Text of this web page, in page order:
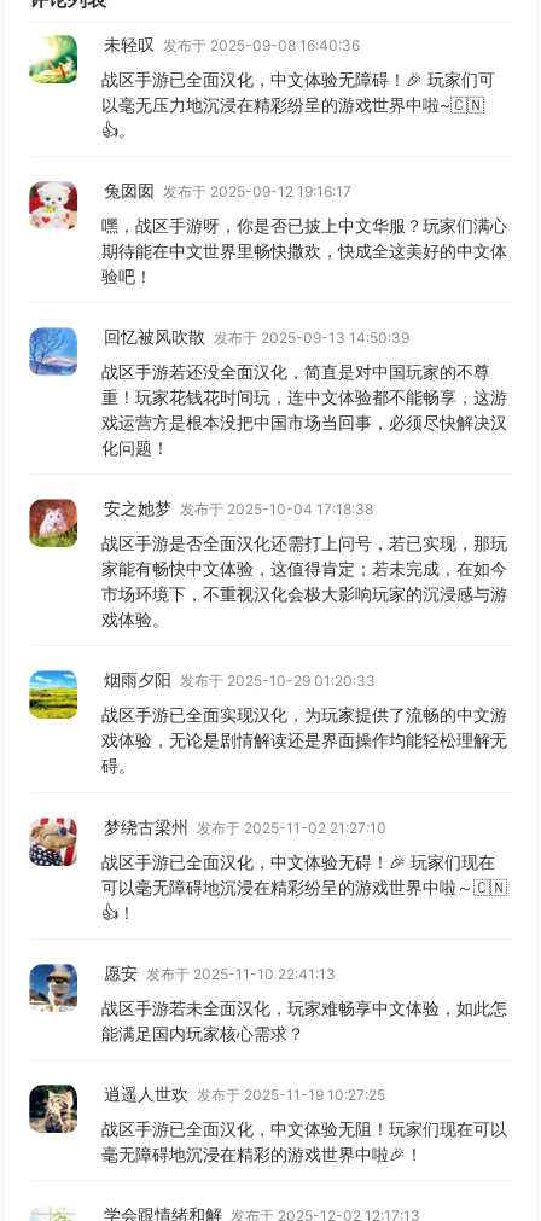
未轻叹 发布于 2025-09-08 16:40:36
战区手游已全面汉化，中文体验无障碍！🎉 玩家们可
以毫无压力地沉浸在精彩纷呈的游戏世界中啦~🇨🇳
👍。
兔囡囡 发布于 2025-09-12 19:16:17
嘿，战区手游呀，你是否已披上中文华服？玩家们满心
期待能在中文世界里畅快撒欢，快成全这美好的中文体
验吧！
回忆被风吹散 发布于 2025-09-13 14:50:39
战区手游若还没全面汉化，简直是对中国玩家的不尊
重！玩家花钱花时间玩，连中文体验都不能畅享，这游
戏运营方是根本没把中国市场当回事，必须尽快解决汉
化问题！
安之她梦 发布于 2025-10-04 17:18:38
战区手游是否全面汉化还需打上问号，若已实现，那玩
家能有畅快中文体验，这值得肯定；若未完成，在如今
市场环境下，不重视汉化会极大影响玩家的沉浸感与游
戏体验。
烟雨夕阳 发布于 2025-10-29 01:20:33
战区手游已全面实现汉化，为玩家提供了流畅的中文游
戏体验，无论是剧情解读还是界面操作均能轻松理解无
碍。
梦绕古梁州 发布于 2025-11-02 21:27:10
战区手游已全面汉化，中文体验无碍！🎉 玩家们现在
可以毫无障碍地沉浸在精彩纷呈的游戏世界中啦～🇨🇳
👍！
愿安 发布于 2025-11-10 22:41:13
战区手游若未全面汉化，玩家难畅享中文体验，如此怎
能满足国内玩家核心需求？
逍遥人世欢 发布于 2025-11-19 10:27:25
战区手游已全面汉化，中文体验无阻！玩家们现在可以
毫无障碍地沉浸在精彩的游戏世界中啦🎉！
学会跟情绪和解 发布于 2025-12-02 12:17:13